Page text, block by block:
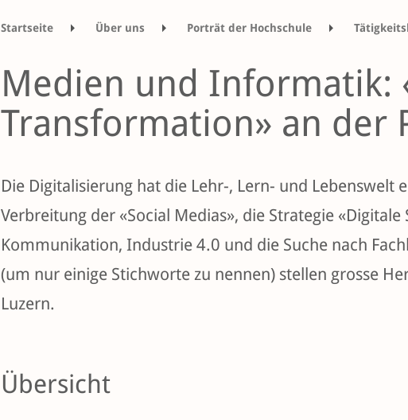
Startseite Über uns Porträt der Hochschule
Medien und Informatik:
Transformation» an der
Die Digitalisierung hat die Lehr-, Lern- und Lebenswelt
Verbreitung der «Social Medias», die Strategie
Kommunikation, Industrie 4.0 und die Suche nach
(um nur einige Stichworte zu nennen) stellen grosse
Luzern.
Übersicht